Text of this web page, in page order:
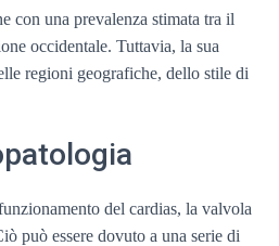
con una prevalenza stimata tra il
occidentale. Tuttavia, la sua
regioni geografiche, dello stile di
del cardias, la valvola
può essere dovuto a una serie di